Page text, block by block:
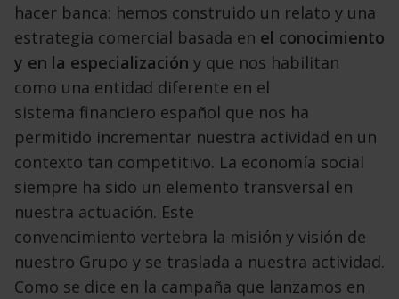
hacer banca: hemos construido un relato y una
estrategia comercial basada en el conocimiento
y en la especialización y que nos habilitan
como una entidad diferente en el
sistema financiero español que nos ha
permitido incrementar nuestra actividad en un
contexto tan competitivo. La economía social
siempre ha sido un elemento transversal en
nuestra actuación. Este
convencimiento vertebra la misión y visión de
nuestro Grupo y se traslada a nuestra actividad.
Como se dice en la campaña que lanzamos en